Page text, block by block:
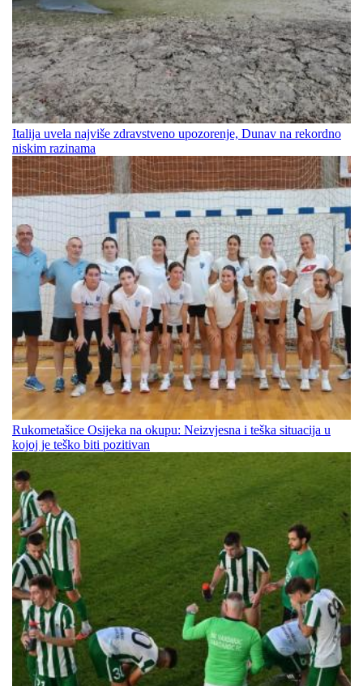
Italija uvela najviše zdravstveno upozorenje, Dunav na rekordno
niskim razinama
Rukometašice Osijeka na okupu: Neizvjesna i teška situacija u
kojoj je teško biti pozitivan